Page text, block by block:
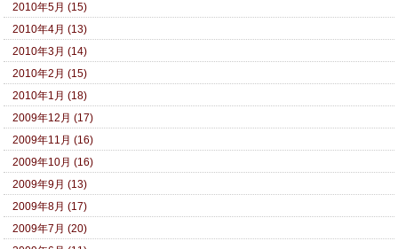
2010年5月 (15)
2010年4月 (13)
2010年3月 (14)
2010年2月 (15)
2010年1月 (18)
2009年12月 (17)
2009年11月 (16)
2009年10月 (16)
2009年9月 (13)
2009年8月 (17)
2009年7月 (20)